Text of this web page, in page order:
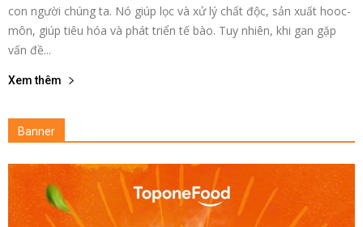
con người chúng ta. Nó giúp lọc và xử lý chất độc, sản xuất hooc-
môn, giúp tiêu hóa và phát triển tế bào. Tuy nhiên, khi gan gặp
vấn đề...
Xem thêm
Banner